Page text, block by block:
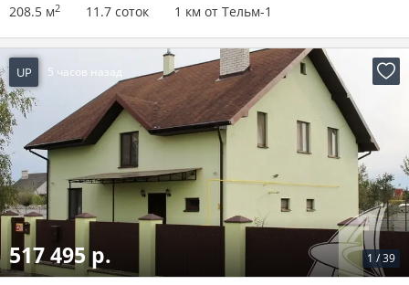
208.5 м2 11.7 соток 1 км от Тельм-1
UP 5 часов назад
1 /39
517 495 р.